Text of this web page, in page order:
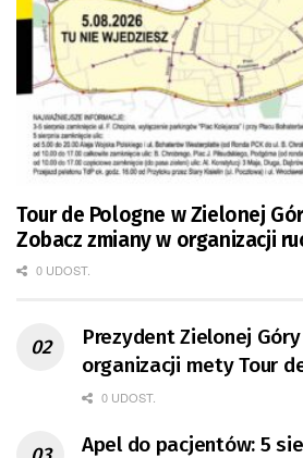
Tour de Pologne w Zielonej
Zobacz zmiany w organizacji
0 UDOST.
Prezydent Zielonej
organizacji mety Tour
0 UDOST.
Apel do pacjentów: 5